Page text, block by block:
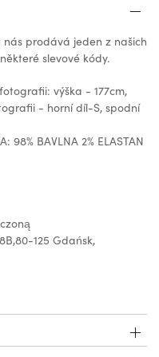
nás prodává jeden z našich
slevové kódy.
výška - 177cm,
- horní díl-S, spodní
98% BAVLNA 2% ELASTAN
125 Gdańsk,